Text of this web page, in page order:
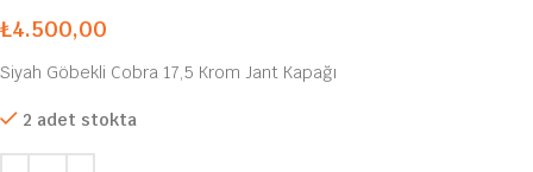
₺4.500,00
Siyah Göbekli Cobra 17,5 Krom Jant Kapağı
2 adet stokta